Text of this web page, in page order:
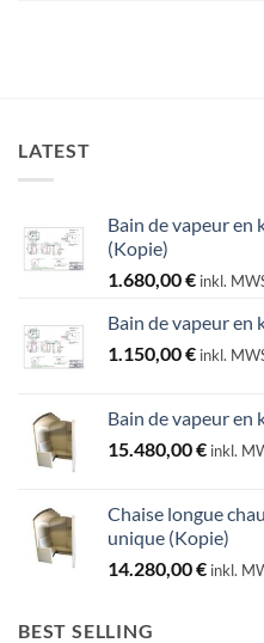
LATEST
Bain de vapeur en
(Kopie)
1.680,00€ inkl.
Bain de vapeur en
1.150,00€ inkl.
Bain de vapeur en
15.480,00€ inkl.
Chaise longue
unique (Kopie)
14.280,00€ inkl.
BEST SELLING